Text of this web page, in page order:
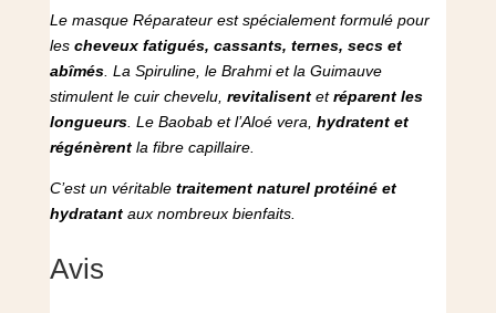
Le masque Réparateur est spécialement formulé pour
les cheveux fatigués, cassants, ternes, secs et
abîmés. La Spiruline, le Brahmi et la Guimauve
stimulent le cuir chevelu, revitalisentetréparent les
longueurs. Le Baobab et l’Aloé vera, hydratent et
régénèrentla fibre capillaire.
C’est un véritable traitement naturel protéiné et
hydratantaux nombreux bienfaits.
Avis